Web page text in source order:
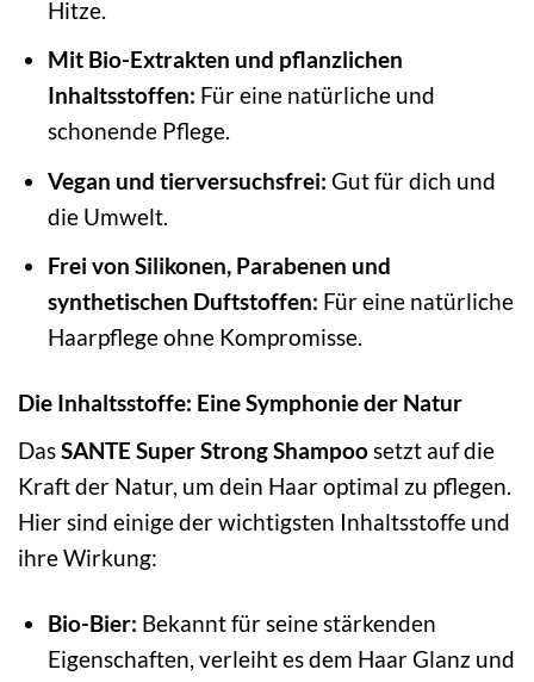
Hitze.
Mit Bio-Extrakten und pflanzlichen
Inhaltsstoffen: Für eine natürliche und
schonende Pflege.
Vegan und tierversuchsfrei: Gut für dich und
die Umwelt.
Frei von Silikonen, Parabenen und
synthetischen Duftstoffen: Für eine natürliche
Haarpflege ohne Kompromisse.
Die Inhaltsstoffe: Eine Symphonie der Natur
DasSANTE Super Strong Shampoosetzt auf die
Kraft der Natur, um dein Haar optimal zu pflegen.
Hier sind einige der wichtigsten Inhaltsstoffe und
ihre Wirkung:
Bio-Bier: Bekannt für seine stärkenden
Eigenschaften, verleiht es dem Haar Glanz und